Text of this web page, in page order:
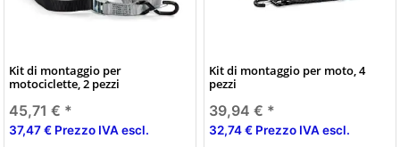
Kit di montaggio per
motociclette, 2 pezzi
45,71 € *
37,47 € Prezzo IVA escl.
Kit di montaggio per moto, 4
pezzi
39,94 € *
32,74 € Prezzo IVA escl.